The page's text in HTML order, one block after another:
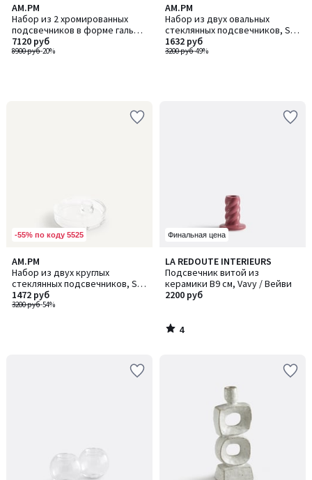
AM.PM
Набор из 2 хромированных
подсвечников в форме гальки,
AUDRY / ОДРИ
8900 руб-20%
7120 руб
AM.PM
Набор из двух овальных
стеклянных подсвечников, Sila
/ Сила
3200 руб-49%
1632 руб
-55% по коду 5525
AM.PM
Набор из двух круглых
стеклянных подсвечников, Sila
/ Сила
3200 руб-54%
1472 руб
Финальная цена
LA REDOUTE INTERIEURS
Подсвечник витой из
керамики В9 см, Vavy / Вейви
2200 руб
4
/
5
4
/